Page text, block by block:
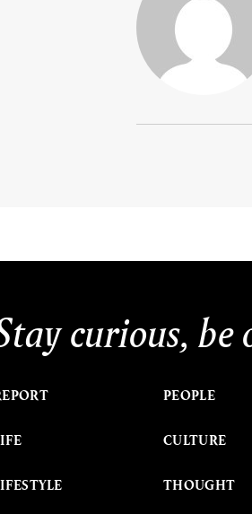
curious, be
PEOPLE
CULTURE
THOUGHT